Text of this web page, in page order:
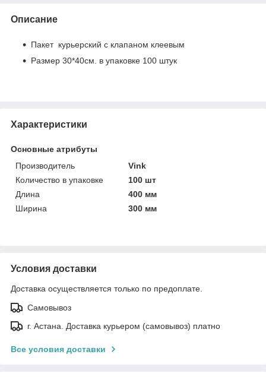
Описание
Пакет курьерский с клапаном клеевым
Размер 30*40см. в упаковке 100 штук
Характеристики
Основные атрибуты
Производитель
Vink
Количество в упаковке
100 шт
Длина
400 мм
Ширина
300 мм
Условия доставки
Доставка осуществляется только по предоплате.
Самовывоз
г. Астана. Доставка курьером (самовывоз) платно
Все условия доставки